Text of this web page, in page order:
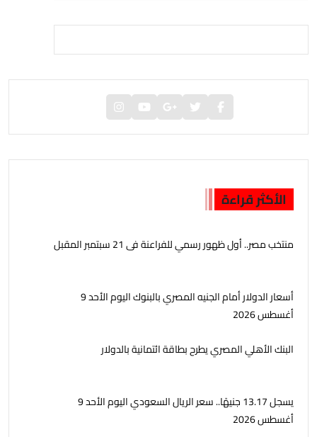
الأكثر قراءة
منتخب مصر.. أول ظهور رسمي للفراعنة فى 21 سبتمبر المقبل
أسعار الدولار أمام الجنيه المصري بالبنوك اليوم الأحد 9
أغسطس 2026
البنك الأهلي المصري يطرح بطاقة ائتمانية بالدولار
يسجل 13.17 جنيهًا.. سعر الريال السعودي اليوم الأحد 9
أغسطس 2026